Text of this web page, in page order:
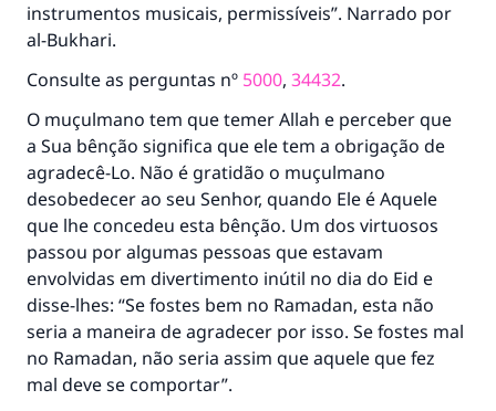
instrumentos musicais, permissíveis”. Narrado por
al-Bukhari.
Consulte as perguntas nº 5000, 34432.
O muçulmano tem que temer Allah e perceber que
a Sua bênção significa que ele tem a obrigação de
agradecê-Lo. Não é gratidão o muçulmano
desobedecer ao seu Senhor, quando Ele é Aquele
que lhe concedeu esta bênção. Um dos virtuosos
passou por algumas pessoas que estavam
envolvidas em divertimento inútil no dia do Eid e
disse-lhes: “Se fostes bem no Ramadan, esta não
seria a maneira de agradecer por isso. Se fostes mal
no Ramadan, não seria assim que aquele que fez
mal deve se comportar”.